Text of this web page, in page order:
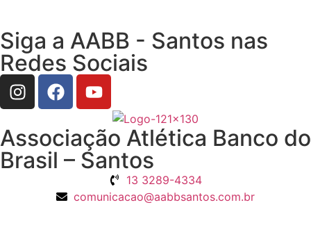
Siga a AABB - Santos nas
Redes Sociais
Associação Atlética Banco do
Brasil – Santos
13 3289-4334
comunicacao@aabbsantos.com.br